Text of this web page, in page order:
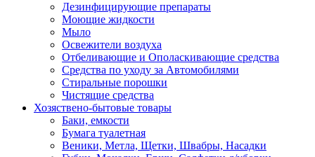
Дезинфицирующие препараты
Моющие жидкости
Мыло
Освежители воздуха
Отбеливающие и Ополаскивающие средства
Средства по уходу за Автомобилями
Стиральные порошки
Чистящие средства
Хозяствено-бытовые товары
Баки, емкости
Бумага туалетная
Веники, Метла, Щетки, Швабры, Насадки